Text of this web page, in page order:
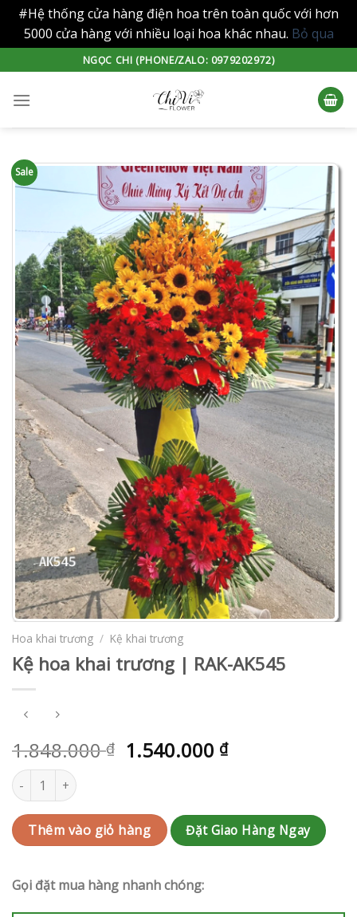
#Hệ thống cửa hàng điện hoa trên toàn quốc với hơn
5000 cửa hàng với nhiều loại hoa khác nhau. Bỏ qua
to
content
NGỌC CHI (PHONE/ZALO: 0979202972)
Sale
Hoa khai trương / Kệ khai trương
Kệ hoa khai trương | RAK-AK545
1.848.000₫ 1.540.000 ₫
Kệ hoa khai trương | RAK-AK545 số lượng
Thêm vào giỏ hàng Đặt Giao Hàng Ngay
Gọi đặt mua hàng nhanh chóng: